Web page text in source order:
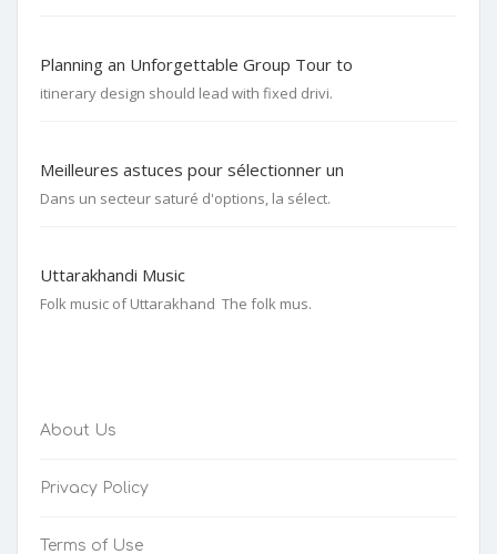
Planning an Unforgettable Group Tour to
itinerary design should lead with fixed drivi.
Meilleures astuces pour sélectionner un
Dans un secteur saturé d'options, la sélect.
Uttarakhandi Music
Folk music of Uttarakhand The folk mus.
About Us
Privacy Policy
Terms of Use